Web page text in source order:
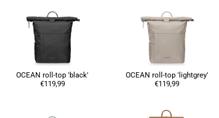
OCEAN roll-top 'black'
€119,99
OCEAN roll-top 'lightgrey'
€119,99